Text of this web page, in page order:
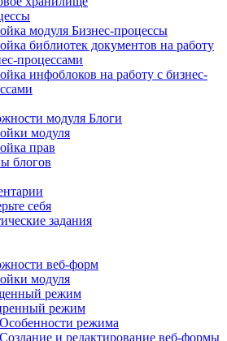
модуля Бизнес-процессы
библиотек документов на работу
процессами
инфоблоков на работу с бизнес-
модуля Блоги
модуля
прав
блогов
себя
задания
веб-форм
модуля
режим
режим
Особенности режима
Создание и редактирование веб-формы